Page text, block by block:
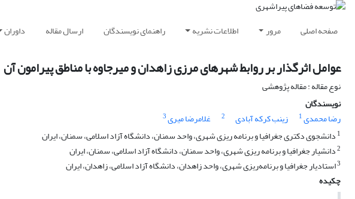
صفحه اصلی مرور اطلاعات نشریه راهنمای نویسندگان ارسال مقاله داوران
عوامل اثرگذار بر روابط شهرهای مرزی زاهدان و میرجاوه با مناطق پیرامون آن
نوع مقاله : مقاله پژوهشی
نویسندگان
رضا محمدی1 زینب کرکه آبادی 2 غلامرضا میری3
1 دانشجوی دکتری جغرافیا و برنامه ریزی شهری، واحد سمنان، دانشگاه آزاد اسلامی، سمنان، ایران
2دانشیار جغرافیا و برنامه ریزی شهری، واحد سمنان، دانشگاه آزاد اسلامی، سمنان، ایران
3استادیار جغرافیا و برنامه‌ریزی شهری، واحد زاهدان، دانشگاه آزاد اسلامی، زاهدان، ایران
چکیده